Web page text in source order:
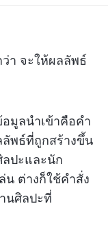
า จะให้ผลลัพธ์
อมูลนำเข้าคือคำ
พธ์ที่ถูกสร้างขึ้น
ปะและนัก
ต่างก็ใช้คำสั่ง
นศิลปะที่